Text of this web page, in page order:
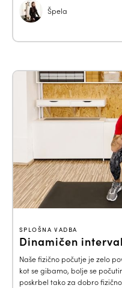
Špela
SPLOŠNA VADBA
Dinamičen
Naše fizično počutje je zelo
kot se gibamo, bolje se
poskrbel tako za dobro